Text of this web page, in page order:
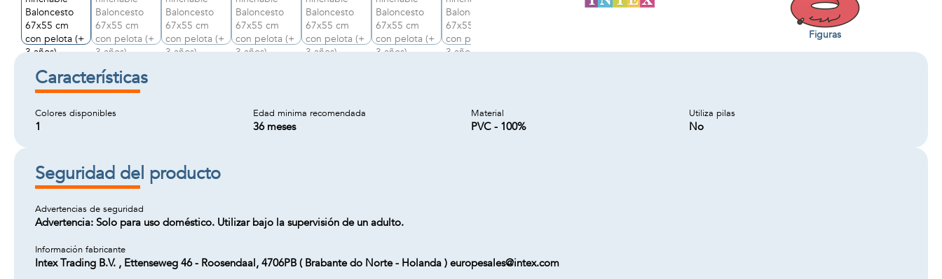
Figuras
Características
Colores disponibles
1
Edad minima recomendada
36 meses
Material
PVC - 100%
Utiliza pilas
No
Seguridad del producto
Advertencias de seguridad
Advertencia: Solo para uso doméstico. Utilizar bajo la supervisión de un adulto.
Información fabricante
Intex Trading B.V. , Ettenseweg 46 - Roosendaal, 4706PB ( Brabante do Norte - Holanda ) europesales@intex.com